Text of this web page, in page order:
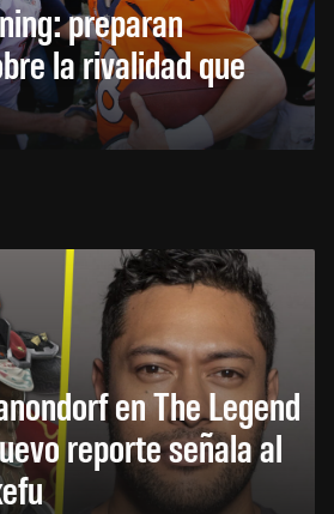
preparan
la rivalidad que
en The Legend
reporte señala al